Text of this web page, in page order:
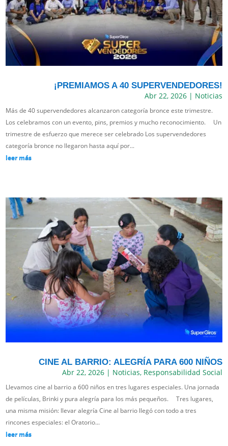
¡PREMIAMOS A 40 SUPERVENDEDORES!
Abr 22, 2026| Noticias
Más de 40 supervendedores alcanzaron categoría bronce este trimestre.
Los celebramos con un evento, pins, premios y mucho reconocimiento. Un
trimestre de esfuerzo que merece ser celebrado Los supervendedores
categoría bronce no llegaron hasta aquí por...
leer más
CINE AL BARRIO: ALEGRÍA PARA 600 NIÑOS
Abr 22, 2026| Noticias, Responsabilidad Social
Llevamos cine al barrio a 600 niños en tres lugares especiales. Una jornada
de películas, Brinki y pura alegría para los más pequeños. Tres lugares,
una misma misión: llevar alegría Cine al barrio llegó con todo a tres
rincones especiales: el Oratorio...
leer más